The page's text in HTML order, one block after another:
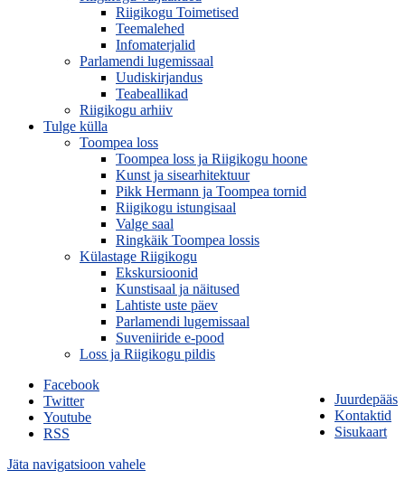
Riigikogu Toimetised
Teemalehed
Infomaterjalid
Parlamendi lugemissaal
Uudiskirjandus
Teabeallikad
Riigikogu arhiiv
Tulge külla
Toompea loss
Toompea loss ja Riigikogu hoone
Kunst ja sisearhitektuur
Pikk Hermann ja Toompea tornid
Riigikogu istungisaal
Valge saal
Ringkäik Toompea lossis
Külastage Riigikogu
Ekskursioonid
Kunstisaal ja näitused
Lahtiste uste päev
Parlamendi lugemissaal
Suveniiride e-pood
Loss ja Riigikogu pildis
Juurdepääs
Kontaktid
Sisukaart
Facebook
Twitter
Youtube
RSS
Jäta navigatsioon vahele